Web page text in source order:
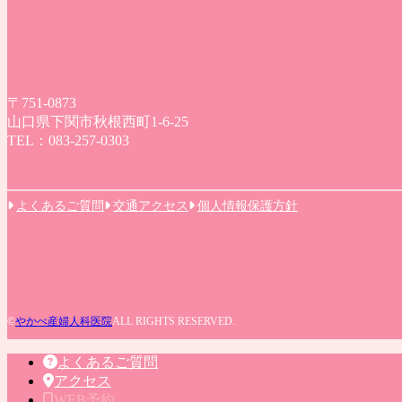
〒751-0873
山口県下関市秋根西町1-6-25
TEL：083-257-0303
よくあるご質問 交通アクセス 個人情報保護方針
©やかべ産婦人科医院ALL RIGHTS RESERVED.
よくあるご質問
アクセス